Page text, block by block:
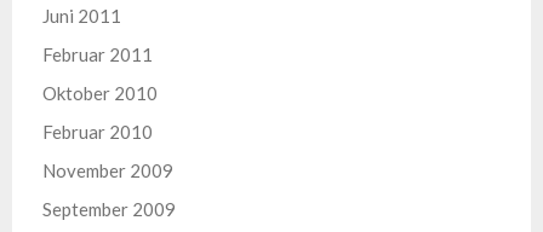
Juni 2011
Februar 2011
Oktober 2010
Februar 2010
November 2009
September 2009